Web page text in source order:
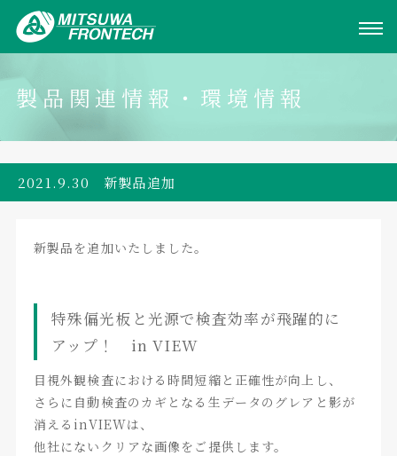
製品関連情報・環境情報
2021.9.30 新製品追加
新製品を追加いたしました。
特殊偏光板と光源で検査効率が飛躍的に
アップ！ in VIEW
目視外観検査における時間短縮と正確性が向上し、
さらに自動検査のカギとなる生データのグレアと影が
消えるinVIEWは、
他社にないクリアな画像をご提供します。